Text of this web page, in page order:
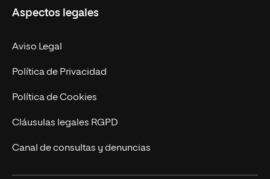
Doctorados
Experto Universitario
Postgrados
Cursos Universitarios
Facultades
Nuestro Equipo
Trabaja en UNIR
Actualidad
UNIR Revista
Eventos
Aspectos legales
Aviso Legal
Política de Privacidad
Política de Cookies
Cláusulas legales RGPD
Canal de consultas y denuncias